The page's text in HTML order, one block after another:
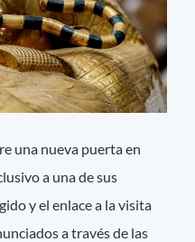
una nueva puerta en
a una de sus
y el enlace a la visita
a través de las